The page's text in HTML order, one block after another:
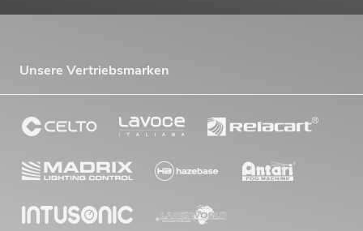
Unsere Vertriebsmarken